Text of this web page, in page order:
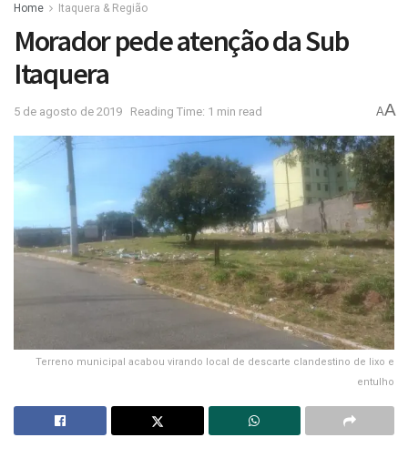
Home Itaquera & Região
Morador pede atenção da Sub
Itaquera
5 de agosto de 2019 Reading Time: 1 min read AA
Terreno municipal acabou virando local de descarte clandestino de lixo e
entulho